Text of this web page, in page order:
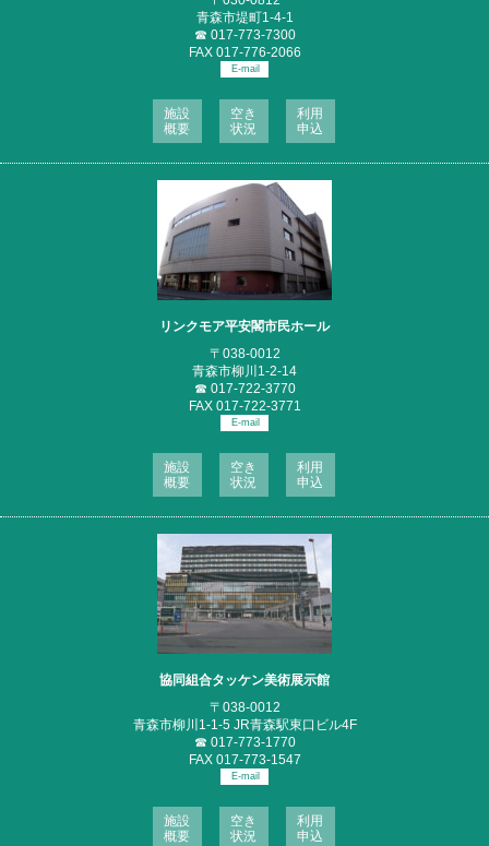
青森市堤町1-4-1
☎ 017-773-7300
FAX 017-776-2066
E-mail
施設
概要
空き
状況
利用
申込
リンクモア平安閣市民ホール
〒038-0012
青森市柳川1-2-14
☎ 017-722-3770
FAX 017-722-3771
E-mail
施設
概要
空き
状況
利用
申込
協同組合タッケン美術展示館
〒038-0012
青森市柳川1-1-5 JR青森駅東口ビル4F
☎ 017-773-1770
FAX 017-773-1547
E-mail
施設
概要
空き
状況
利用
申込